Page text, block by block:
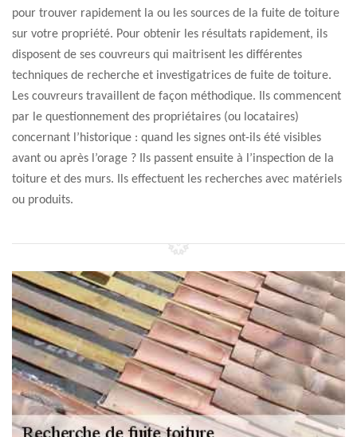
pour trouver rapidement la ou les sources de la fuite de toiture
sur votre propriété. Pour obtenir les résultats rapidement, ils
disposent de ses couvreurs qui maitrisent les différentes
techniques de recherche et investigatrices de fuite de toiture.
Les couvreurs travaillent de façon méthodique. Ils commencent
par le questionnement des propriétaires (ou locataires)
concernant l’historique : quand les signes ont-ils été visibles
avant ou après l’orage ? Ils passent ensuite à l’inspection de la
toiture et des murs. Ils effectuent les recherches avec matériels
ou produits.